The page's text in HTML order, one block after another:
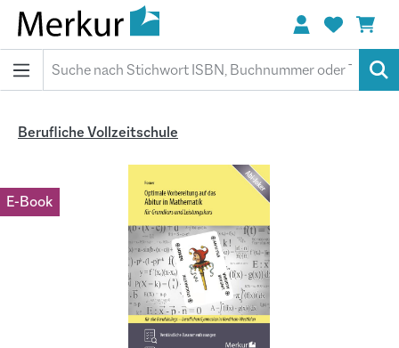
springen
Berufliche Vollzeitschule
E-Book